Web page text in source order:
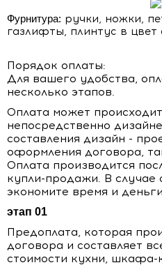
Фурнитура: ручки, ножки,
газлифты, плинтус в цвет
Порядок оплаты:
Для вашего удобства,
несколько этапов.
Оплата может
непосредственно
составления дизайн -
оформления договора,
Оплата производится
купли-продажи. В случае
экономите время и
этап 01
Предоплата, которая
договора и составляет
стоимости кухни, шкафа-